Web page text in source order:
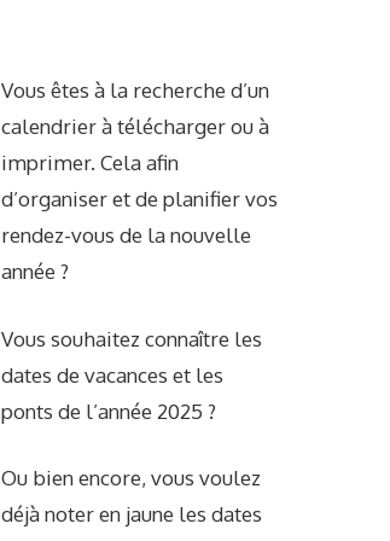
Vous êtes à la recherche d’un
calendrier à télécharger ou à
imprimer. Cela afin
d’organiser et de planifier vos
rendez-vous de la nouvelle
année ?
Vous souhaitez connaître les
dates de vacances et les
ponts de l’année 2025 ?
Ou bien encore, vous voulez
déjà noter en jaune les dates